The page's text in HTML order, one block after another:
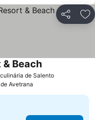
Partilhar
de SalentoVer preços
BeachVer preços
Avetrana